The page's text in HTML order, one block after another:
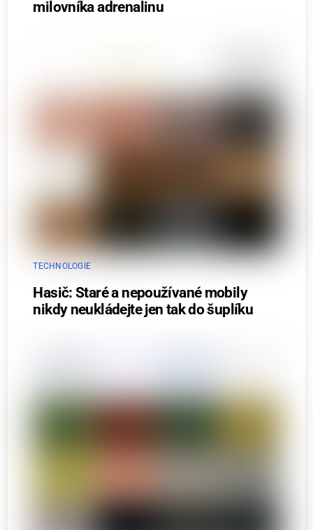
milovníka adrenalinu
TECHNOLOGIE
Hasič: Staré a nepoužívané mobily
nikdy neukládejte jen tak do šuplíku